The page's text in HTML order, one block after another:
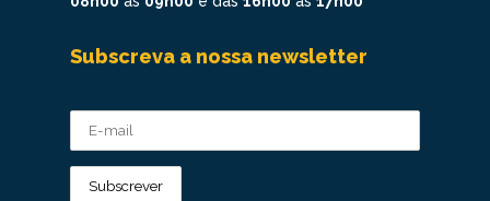
Subscreva a nossa newsletter